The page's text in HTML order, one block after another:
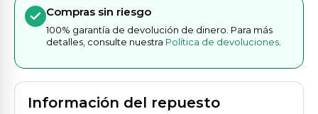
Compras sin riesgo
100% garantía de devolución de dinero. Para más
detalles, consulte nuestra Política de devoluciones
Información del repuesto